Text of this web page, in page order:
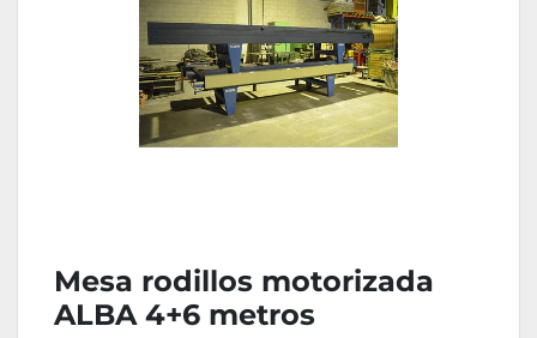
Mesa rodillos motorizada
ALBA 4+6 metros